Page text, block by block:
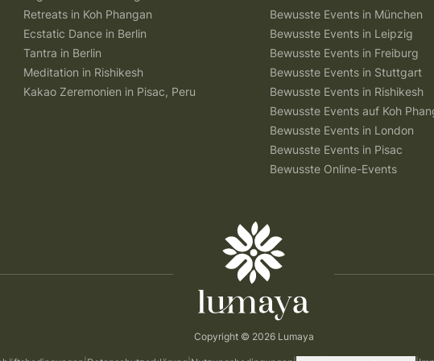
Retreats in Koh Phangan
Ecstatic Dance in Berlin
Tantra in Berlin
Meditation in Rishikesh
Kakao Zeremonien in Pisac, Peru
Bewusste Events in München
Bewusste Events in Leipzig
Bewusste Events in Freiburg
Bewusste Events in Stuttgart
Bewusste Events in Rishikesh
Bewusste Events auf Koh
Bewusste Events in London
Bewusste Events in Pisac
Bewusste Online-Events
Copyright © 2026 Lumaya